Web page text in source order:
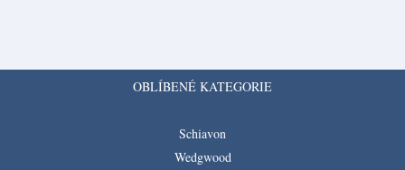
OBLÍBENÉ KATEGORIE
Schiavon
Wedgwood